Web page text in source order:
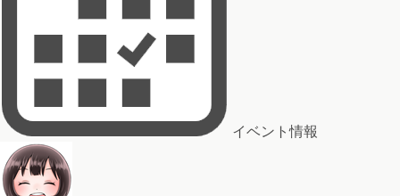
イベント情報